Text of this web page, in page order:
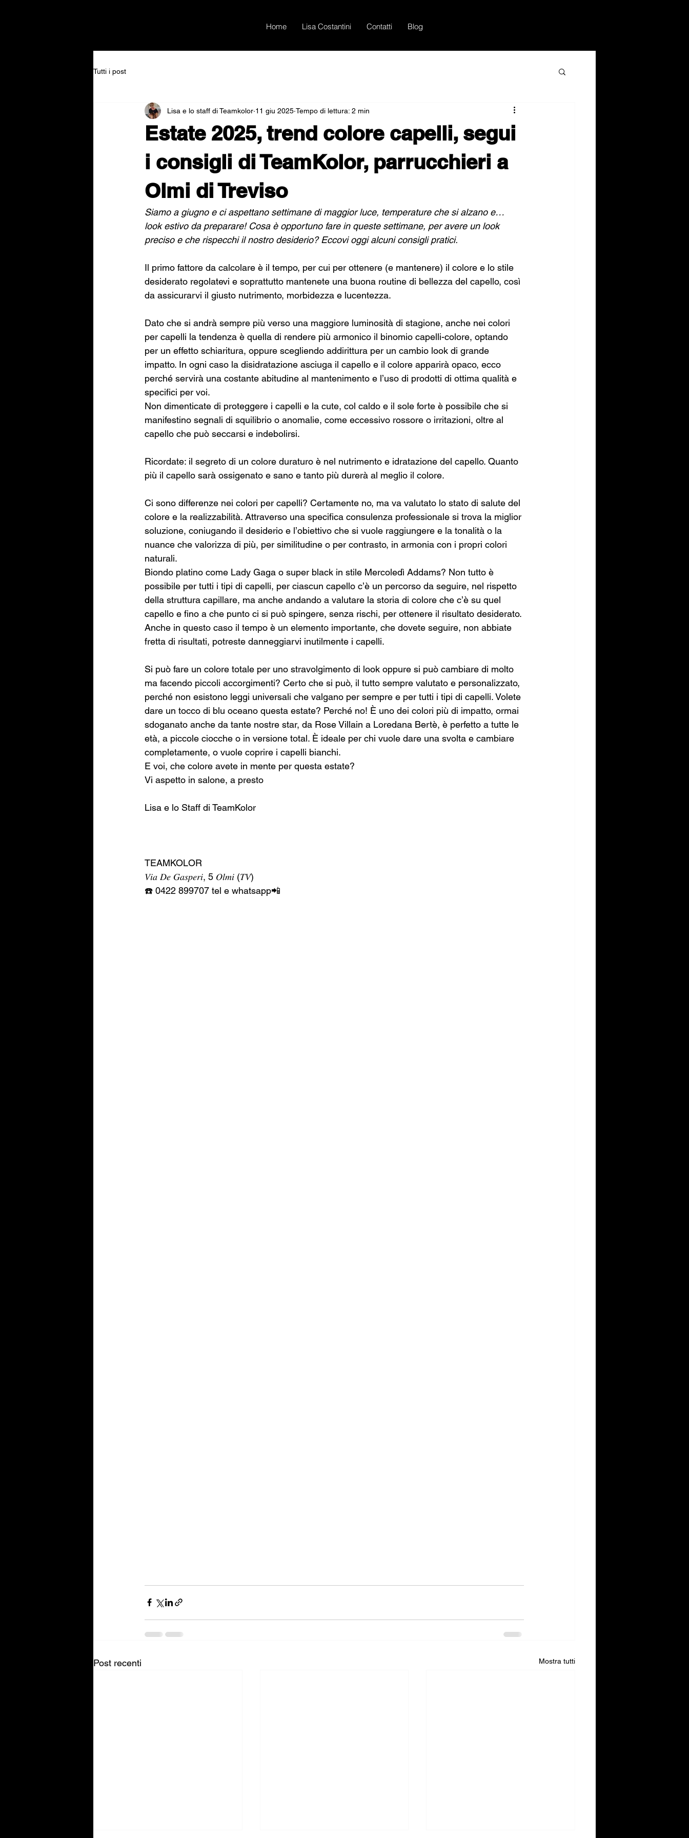
Home Lisa Costantini Contatti Blog
Tutti i post
Estate 2025, trend colore capelli, segui
i consigli di TeamKolor, parrucchieri a
Olmi di Treviso
Lisa e lo staff di Teamkolor 11 giu 2025 Tempo di lettura: 2 min
Siamo a giugno e ci aspettano settimane di maggior luce, temperature che si alzano e…
look estivo da preparare! Cosa è opportuno fare in queste settimane, per avere un look
preciso e che rispecchi il nostro desiderio? Eccovi oggi alcuni consigli pratici.
Il primo fattore da calcolare è il tempo, per cui per ottenere (e mantenere) il colore e lo stile
desiderato regolatevi e soprattutto mantenete una buona routine di bellezza del capello, così
da assicurarvi il giusto nutrimento, morbidezza e lucentezza.
Dato che si andrà sempre più verso una maggiore luminosità di stagione, anche nei colori
per capelli la tendenza è quella di rendere più armonico il binomio capelli-colore, optando
per un effetto schiaritura, oppure scegliendo addirittura per un cambio look di grande
impatto. In ogni caso la disidratazione asciuga il capello e il colore apparirà opaco, ecco
perché servirà una costante abitudine al mantenimento e l’uso di prodotti di ottima qualità e
specifici per voi.
Non dimenticate di proteggere i capelli e la cute, col caldo e il sole forte è possibile che si
manifestino segnali di squilibrio o anomalie, come eccessivo rossore o irritazioni, oltre al
capello che può seccarsi e indebolirsi.
Ricordate: il segreto di un colore duraturo è nel nutrimento e idratazione del capello. Quanto
più il capello sarà ossigenato e sano e tanto più durerà al meglio il colore.
Ci sono differenze nei colori per capelli? Certamente no, ma va valutato lo stato di salute del
colore e la realizzabilità. Attraverso una specifica consulenza professionale si trova la miglior
soluzione, coniugando il desiderio e l’obiettivo che si vuole raggiungere e la tonalità o la
nuance che valorizza di più, per similitudine o per contrasto, in armonia con i propri colori
naturali.
Biondo platino come Lady Gaga o super black in stile Mercoledì Addams? Non tutto è
possibile per tutti i tipi di capelli, per ciascun capello c’è un percorso da seguire, nel rispetto
della struttura capillare, ma anche andando a valutare la storia di colore che c’è su quel
capello e fino a che punto ci si può spingere, senza rischi, per ottenere il risultato desiderato.
Anche in questo caso il tempo è un elemento importante, che dovete seguire, non abbiate
fretta di risultati, potreste danneggiarvi inutilmente i capelli.
Si può fare un colore totale per uno stravolgimento di look oppure si può cambiare di molto
ma facendo piccoli accorgimenti? Certo che si può, il tutto sempre valutato e personalizzato,
perché non esistono leggi universali che valgano per sempre e per tutti i tipi di capelli. Volete
dare un tocco di blu oceano questa estate? Perché no! È uno dei colori più di impatto, ormai
sdoganato anche da tante nostre star, da Rose Villain a Loredana Bertè, è perfetto a tutte le
età, a piccole ciocche o in versione total. È ideale per chi vuole dare una svolta e cambiare
completamente, o vuole coprire i capelli bianchi.
E voi, che colore avete in mente per questa estate?
Vi aspetto in salone, a presto
Lisa e lo Staff di TeamKolor
TEAMKOLOR
𝑉𝑖𝑎 𝐷𝑒 𝐺𝑎𝑠𝑝𝑒𝑟𝑖, 5 𝑂𝑙𝑚𝑖 (𝑇𝑉)
☎️ 0422 899707 tel e whatsapp📲
Post recenti Mostra tutti